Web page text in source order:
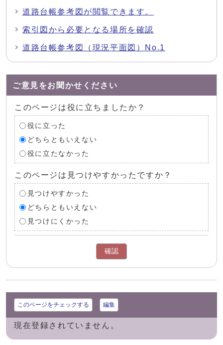
道路台帳参考図が閲覧できます。
索引図から必要となる場所を確認
道路台帳参考図（現況平面図）No.1
ご意見をお聞かせください
このページは役に立ちましたか？
役に立った
どちらともいえない
役に立たなかった
このページは見つけやすかったですか？
見つけやすかった
どちらともいえない
見つけにくかった
確認
このページをチェックする 編集
現在登録されていません。